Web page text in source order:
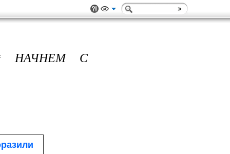
НАЧНЕМ С